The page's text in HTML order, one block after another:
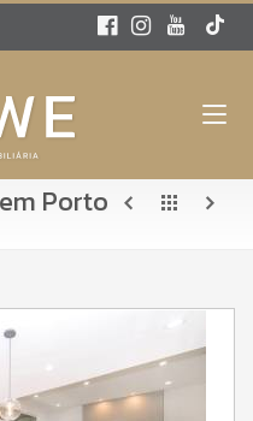
Porto